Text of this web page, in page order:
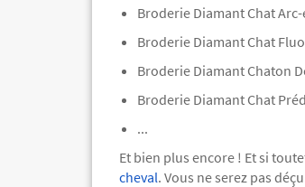
Broderie Diamant Chat
Broderie Diamant Chat
Broderie Diamant Chaton
Broderie Diamant Chat
...
Et bien plus encore ! Et si
cheval. Vous ne serez pas